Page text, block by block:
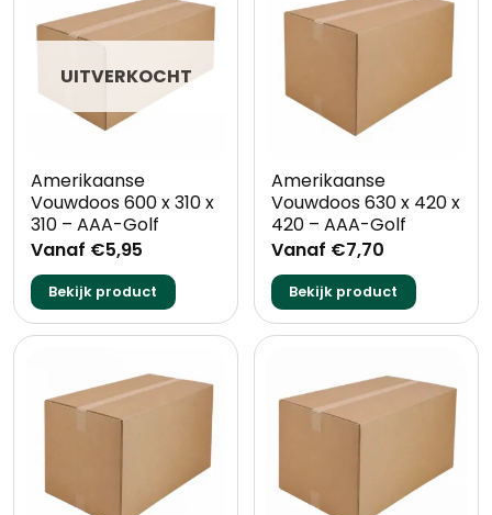
UITVERKOCHT
Amerikaanse
Vouwdoos 600 x 310 x
310 – AAA-Golf
Vanaf €5,95
Bekijk product
Amerikaanse
Vouwdoos 630 x 420 x
420 – AAA-Golf
Vanaf €7,70
Bekijk product